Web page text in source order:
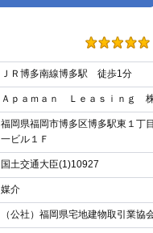
ＪＲ博多南線博多駅 徒歩1分
Ａｐａｍａｎ Ｌｅａｓｉｎｇ
福岡県福岡市博多区博多駅東１
一ビル１Ｆ
国土交通大臣(1)10927
媒介
（公社）福岡県宅地建物取引業協